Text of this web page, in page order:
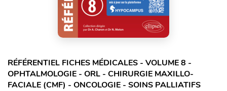
RÉFÉRENTIEL FICHES MÉDICALES - VOLUME 8 -
OPHTALMOLOGIE - ORL - CHIRURGIE MAXILLO-
FACIALE (CMF) - ONCOLOGIE - SOINS PALLIATIFS